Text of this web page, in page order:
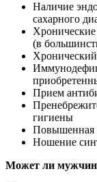
Наличие
сахарного
(в
Прием
гигиены
Повышенная
Ношение
Может ли